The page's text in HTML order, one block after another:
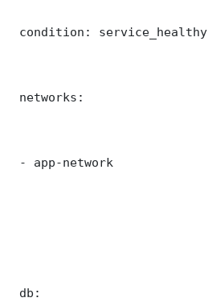
condition: service_healthy
networks:
- app-network
db: